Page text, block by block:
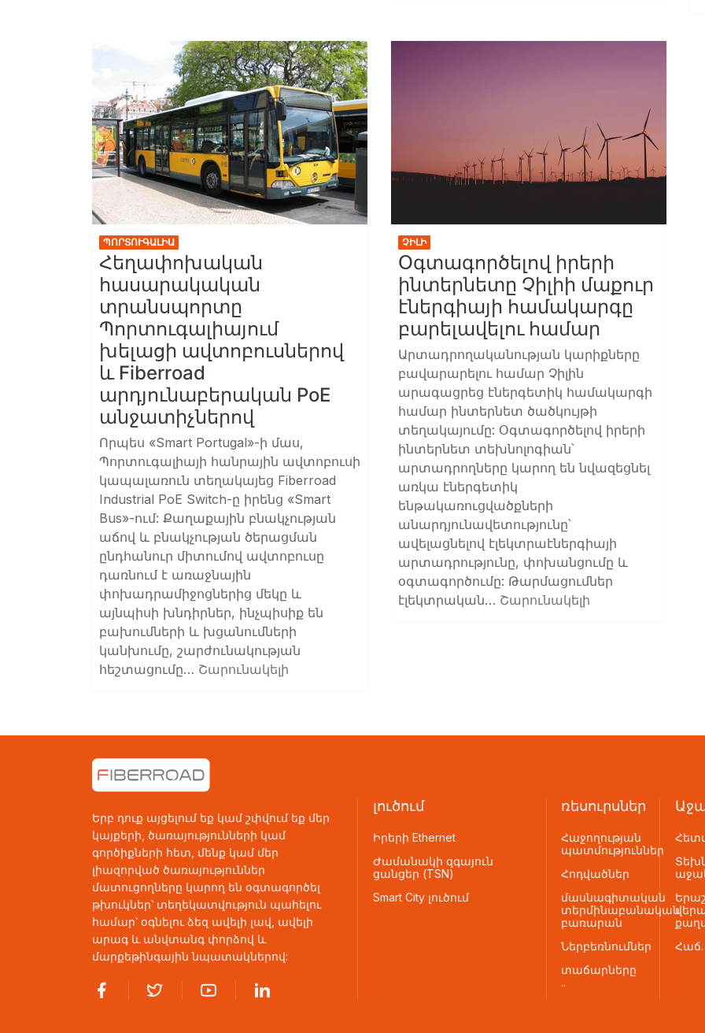
ՊՈՐՏՈՒԳԱԼԻԱ
Հեղափոխական
հասարակական
տրանսպորտը
Պորտուգալիայում
խելացի ավտոբուսներով
և Fiberroad
արդյունաբերական PoE
անջատիչներով
Որպես «Smart Portugal»-ի մաս,
Պորտուգալիայի հանրային ավտոբուսի
կապալառուն տեղակայեց Fiberroad
Industrial PoE Switch-ը իրենց «Smart
Bus»-ում: Քաղաքային բնակչության
աճով և բնակչության ծերացման
ընդհանուր միտումով ավտոբուսը
դառնում է առաջնային
փոխադրամիջոցներից մեկը և
այնպիսի խնդիրներ, ինչպիսիք են
բախումների և խցանումների
կանխումը, շարժունակության
հեշտացումը… Շարունակելի
ՉԻԼԻ
Օգտագործելով իրերի
ինտերնետը Չիլիի մաքուր
էներգիայի համակարգը
բարելավելու համար
Արտադրողականության կարիքները
բավարարելու համար Չիլին
արագացրեց էներգետիկ համակարգի
համար ինտերնետ ծածկույթի
տեղակայումը: Օգտագործելով իրերի
ինտերնետ տեխնոլոգիան՝
արտադրողները կարող են նվազեցնել
առկա էներգետիկ
ենթակառուցվածքների
անարդյունավետությունը՝
ավելացնելով էլեկտրաէներգիայի
արտադրությունը, փոխանցումը և
օգտագործումը: Թարմացումներ
էլեկտրական… Շարունակելի
Երբ դուք այցելում եք կամ շփվում եք մեր
կայքերի, ծառայությունների կամ
գործիքների հետ, մենք կամ մեր
լիազորված ծառայություններ
մատուցողները կարող են օգտագործել
թխուկներ՝ տեղեկատվություն պահելու
համար՝ օգնելու ձեզ ավելի լավ, ավելի
արագ և անվտանգ փորձով և
մարքեթինգային նպատակներով:
լուծում
Իրերի Ethernet
Ժամանակի զգայուն
ցանցեր (TSN)
Smart City լուծում
ռեսուրսներ
Հաջողության
պատմություններ
Հոդվածներ
մասնագիտական ​​
տերմինաբանական
բառարան
Ներբեռնումներ
տաճարները
..
Հաճ.